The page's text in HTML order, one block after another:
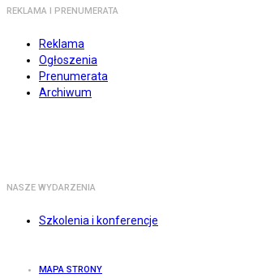
REKLAMA I PRENUMERATA
Reklama
Ogłoszenia
Prenumerata
Archiwum
NASZE WYDARZENIA
Szkolenia i konferencje
MAPA STRONY